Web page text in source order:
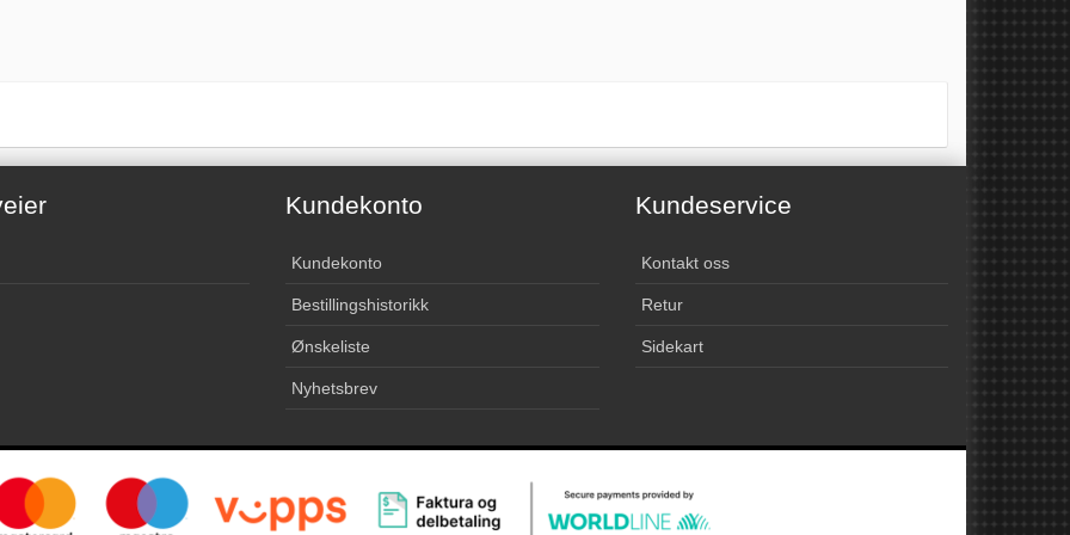
Kundekonto
Kundekonto
Bestillingshistorikk
Ønskeliste
Nyhetsbrev
Kundeservice
Kontakt oss
Retur
Sidekart